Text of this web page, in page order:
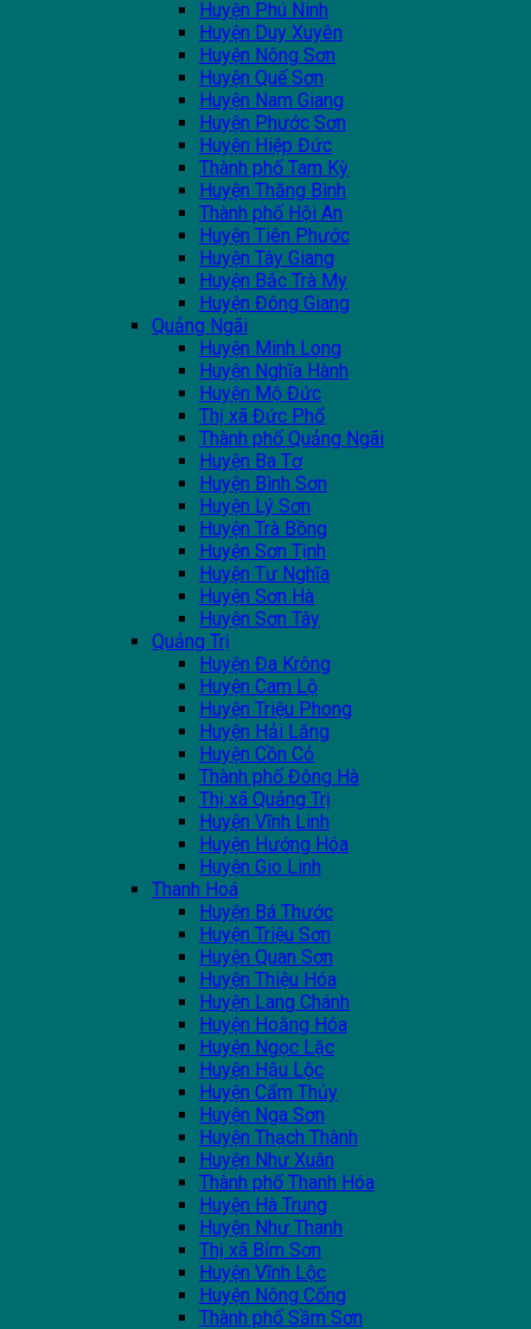
Huyện Phú Ninh
Huyện Duy Xuyên
Huyện Nông Sơn
Huyện Quế Sơn
Huyện Nam Giang
Huyện Phước Sơn
Huyện Hiệp Đức
Thành phố Tam Kỳ
Huyện Thăng Bình
Thành phố Hội An
Huyện Tiên Phước
Huyện Tây Giang
Huyện Bắc Trà My
Huyện Đông Giang
Quảng Ngãi
Huyện Minh Long
Huyện Nghĩa Hành
Huyện Mộ Đức
Thị xã Đức Phổ
Thành phố Quảng Ngãi
Huyện Ba Tơ
Huyện Bình Sơn
Huyện Lý Sơn
Huyện Trà Bồng
Huyện Sơn Tịnh
Huyện Tư Nghĩa
Huyện Sơn Hà
Huyện Sơn Tây
Quảng Trị
Huyện Đa Krông
Huyện Cam Lộ
Huyện Triệu Phong
Huyện Hải Lăng
Huyện Cồn Cỏ
Thành phố Đông Hà
Thị xã Quảng Trị
Huyện Vĩnh Linh
Huyện Hướng Hóa
Huyện Gio Linh
Thanh Hoá
Huyện Bá Thước
Huyện Triệu Sơn
Huyện Quan Sơn
Huyện Thiệu Hóa
Huyện Lang Chánh
Huyện Hoằng Hóa
Huyện Ngọc Lặc
Huyện Hậu Lộc
Huyện Cẩm Thủy
Huyện Nga Sơn
Huyện Thạch Thành
Huyện Như Xuân
Thành phố Thanh Hóa
Huyện Hà Trung
Huyện Như Thanh
Thị xã Bỉm Sơn
Huyện Vĩnh Lộc
Huyện Nông Cống
Thành phố Sầm Sơn